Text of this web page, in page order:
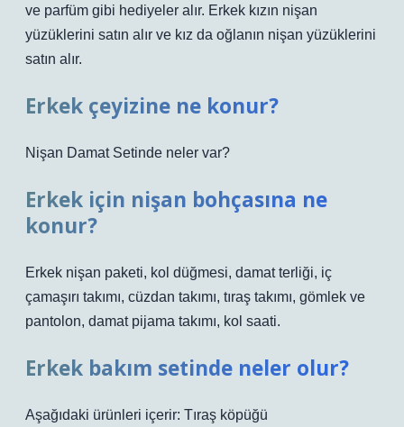
ve parfüm gibi hediyeler alır. Erkek kızın nişan
yüzüklerini satın alır ve kız da oğlanın nişan yüzüklerini
satın alır.
Erkek çeyizine ne konur?
Nişan Damat Setinde neler var?
Erkek için nişan bohçasına ne
konur?
Erkek nişan paketi, kol düğmesi, damat terliği, iç
çamaşırı takımı, cüzdan takımı, tıraş takımı, gömlek ve
pantolon, damat pijama takımı, kol saati.
Erkek bakım setinde neler olur?
Aşağıdaki ürünleri içerir: Tıraş köpüğü